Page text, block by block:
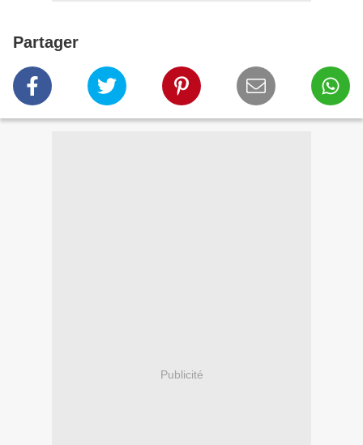
Partager
Publicité